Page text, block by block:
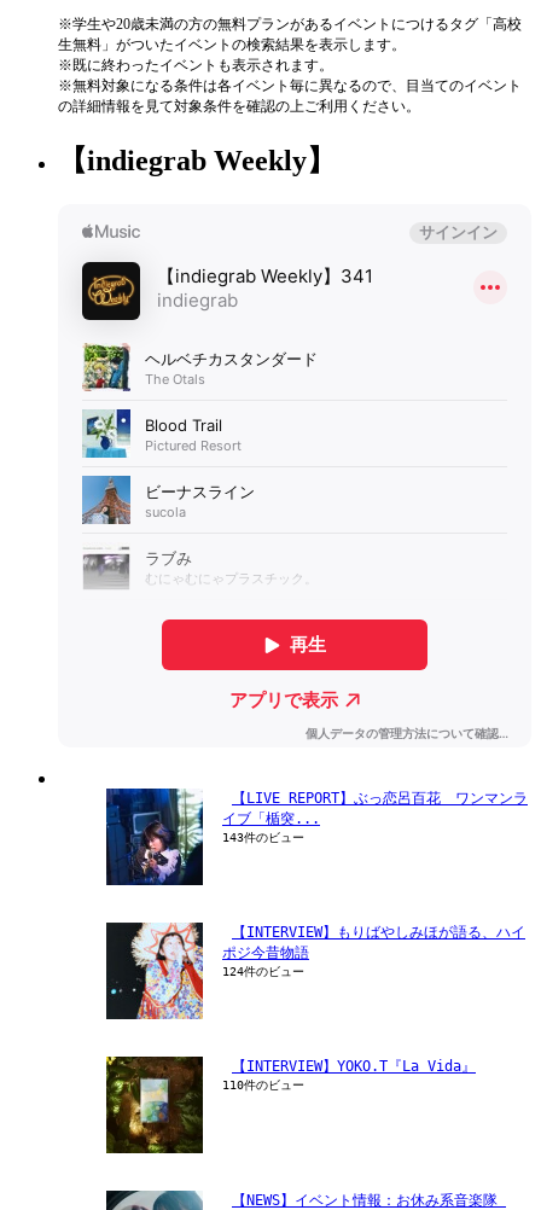
※学生や20歳未満の方の無料プランがあるイベントにつけるタグ「高校
生無料」がついたイベントの検索結果を表示します。
※既に終わったイベントも表示されます。
※無料対象になる条件は各イベント毎に異なるので、目当てのイベント
の詳細情報を見て対象条件を確認の上ご利用ください。
【indiegrab Weekly】
【LIVE REPORT】ぶっ恋呂百花　ワンマンラ
イブ「楯突...
143件のビュー
【INTERVIEW】もりばやしみほが語る、ハイ
ポジ今昔物語
124件のビュー
【INTERVIEW】YOKO.T『La Vida』
110件のビュー
【NEWS】イベント情報：お休み系音楽隊